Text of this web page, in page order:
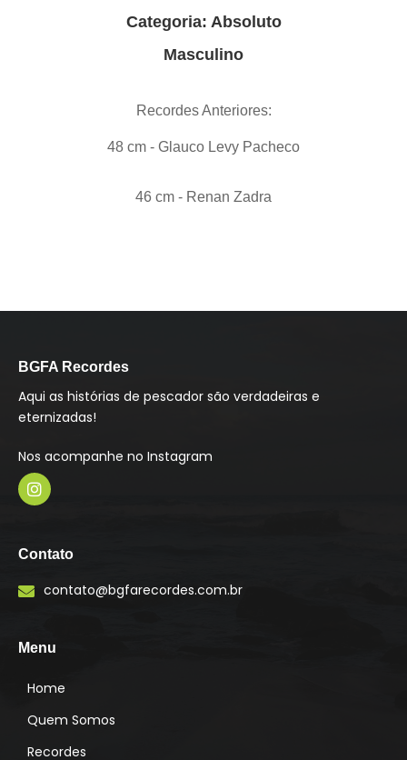
Categoria: Absoluto
Masculino
Recordes Anteriores:
48 cm - Glauco Levy Pacheco
46 cm - Renan Zadra
BGFA Recordes
Aqui as histórias de pescador são verdadeiras e
eternizadas!
Nos acompanhe no Instagram
s
t
a
g
m
Contato
contato@bgfarecordes.com.br
Menu
Home
Quem Somos
Recordes